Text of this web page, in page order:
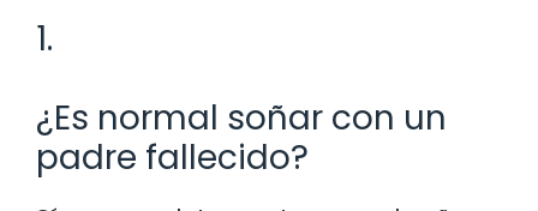
1.
¿Es normal soñar con un
padre fallecido?